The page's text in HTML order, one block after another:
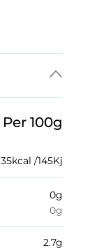
Per 100g
35kcal / 145Kj
0g
0g